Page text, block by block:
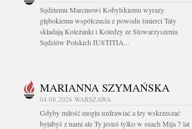
Sędziemu Marcinowi Kobylskiemu wyrazy
głębokiemu współczucia z powodu śmierci Taty
składają Koleżanki i Koledzy ze Stowarzyszenia
Sędziów Polskich IUSTITIA...
MARIANNA SZYMAŃSKA
04.08.2026 WARSZAWA
Gdyby miłość mogła uzdrawiać a łzy wskrzeszać
byłabyś z nami ale Ty jesteś tylko w snach Mija 7 lat